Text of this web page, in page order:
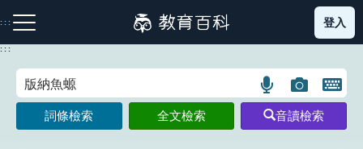
到
主
:::
注音索引圖示 筆畫索引圖示 部首索引表圖示
登入
:::
語
言
搜
圖
片
搜
開
鍵
詞條檢索 全文檢索 音讀檢索